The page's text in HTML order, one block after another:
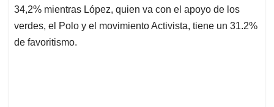
34,2% mientras López, quien va con el apoyo de los
verdes, el Polo y el movimiento Activista, tiene un 31.2%
de favoritismo.